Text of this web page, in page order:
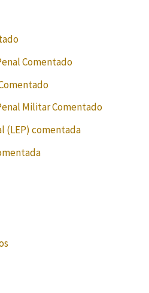
Comentado
Militar Comentado
(LEP) comentada